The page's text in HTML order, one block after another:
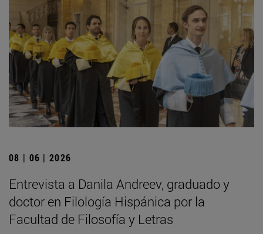
08 | 06 | 2026
Entrevista a Danila Andreev, graduado y
doctor en Filología Hispánica por la
Facultad de Filosofía y Letras